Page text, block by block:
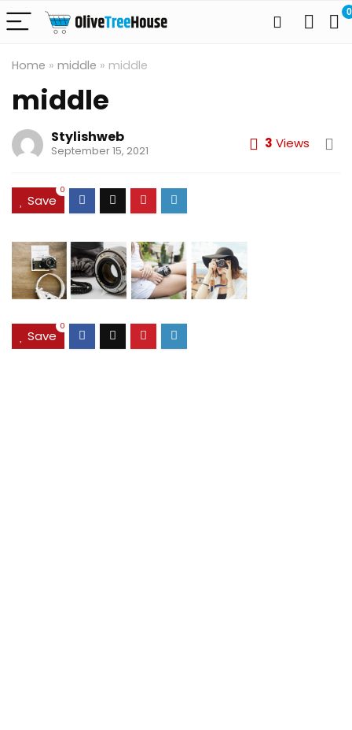
0
Home » middle » middle
middle
Stylishweb
September 15, 2021 3 Views
Save
0
Save
0